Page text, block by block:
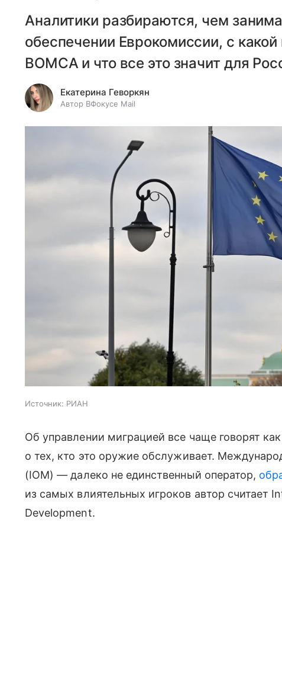
Аналитики разбираются, чем
обеспечении Еврокомиссии, с
BOMCA и что все это значит для
Екатерина Геворкян
Автор ВФокусе Mail
Источник: РИАН
Об управлении миграцией все чаще говорят
о тех, кто это оружие обслуживает.
(IOM) — далеко не единственный оператор,
из самых влиятельных игроков автор считает
Development.